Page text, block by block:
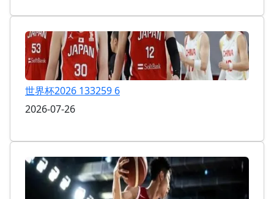
世界杯2026 133259 6
2026-07-26